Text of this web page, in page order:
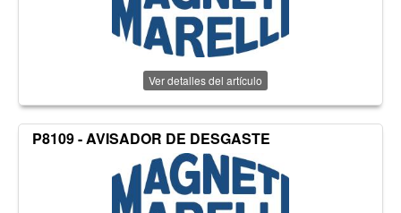
Ver detalles del artículo
P8109 - AVISADOR DE DESGASTE